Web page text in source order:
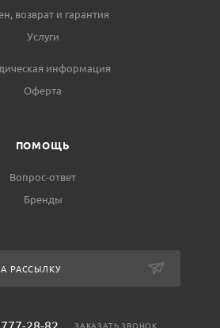
возврат и гарантия
Услуги
информация
Оферта
ПОМОЩЬ
Вопрос-ответ
Бренды
РАССЫЛКУ
ЗАКАЗАТЬ ЗВОНОК